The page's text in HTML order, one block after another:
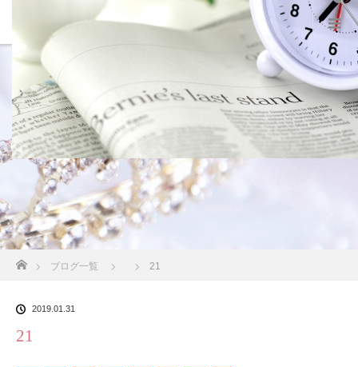
スタッフブログ
ブログ一覧 21
2019.01.31
21